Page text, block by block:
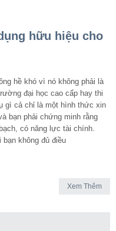
hữu hiệu cho
hề khó vì nó không phải là
đại học cao cấp hay thi
gì cả chỉ là một hình thức xin
bạn phải chứng minh rằng
có năng lực tài chính.
bạn không đủ điều
Xem Thêm